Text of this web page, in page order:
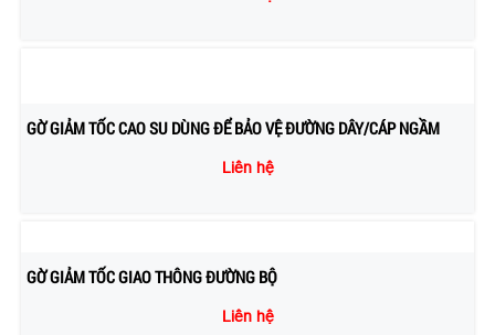
GỜ GIẢM TỐC CAO SU DÙNG ĐỂ BẢO VỆ ĐƯỜNG DÂY/CÁP NGẦM
Liên hệ
GỜ GIẢM TỐC GIAO THÔNG ĐƯỜNG BỘ
Liên hệ